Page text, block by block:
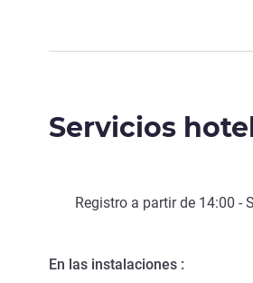
Servicios
Registro a partir de 14:00 -
En las instalaciones